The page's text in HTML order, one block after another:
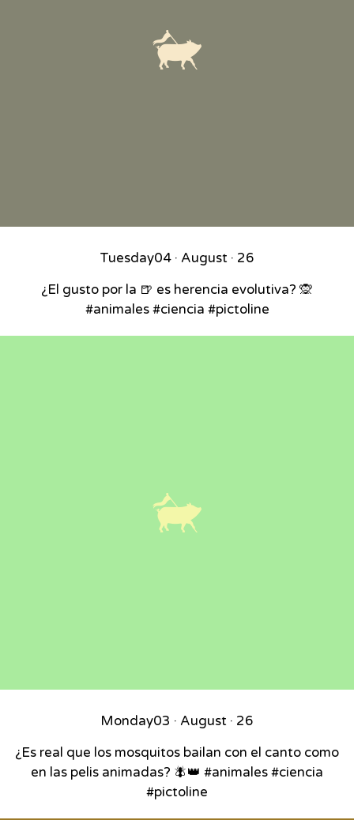
Tuesday04 · August · 26
¿El gusto por la 🍺 es herencia evolutiva? 🙊
#animales #ciencia #pictoline
Monday03 · August · 26
¿Es real que los mosquitos bailan con el canto como
en las pelis animadas? 🪰👑 #animales #ciencia
#pictoline